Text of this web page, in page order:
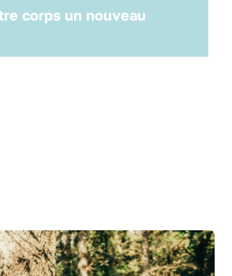
corps un nouveau